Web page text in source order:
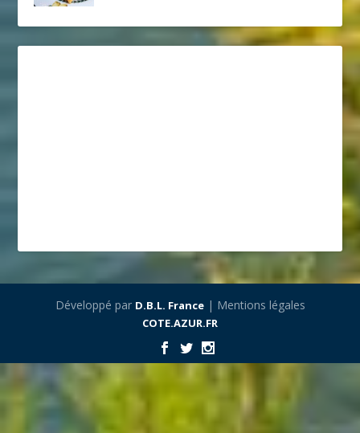
Développé par D.B.L. France| Mentions légales
COTE.AZUR.FR